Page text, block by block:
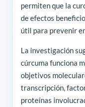
permiten que la
de efectos
útil para prevenir
La investigación
cúrcuma funciona
objetivos
transcripción,
proteínas